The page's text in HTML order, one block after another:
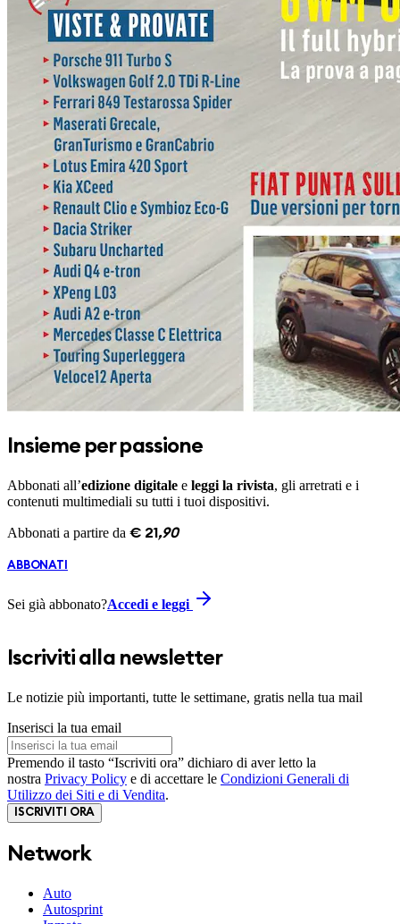
Insieme per passione
Abbonati all’edizione digitale e leggi la rivista, gli arretrati e i
contenuti multimediali su tutti i tuoi dispositivi.
Abbonati a partire da € 21 ,90
ABBONATI
Sei già abbonato?Accedi e leggi
Iscriviti alla newsletter
Le notizie più importanti, tutte le settimane, gratis nella tua mail
Inserisci la tua email
Premendo il tasto “Iscriviti ora” dichiaro di aver letto la
nostra Privacy Policy e di accettare le Condizioni Generali di
Utilizzo dei Siti e di Vendita.
ISCRIVITI ORA
Network
Auto
Autosprint